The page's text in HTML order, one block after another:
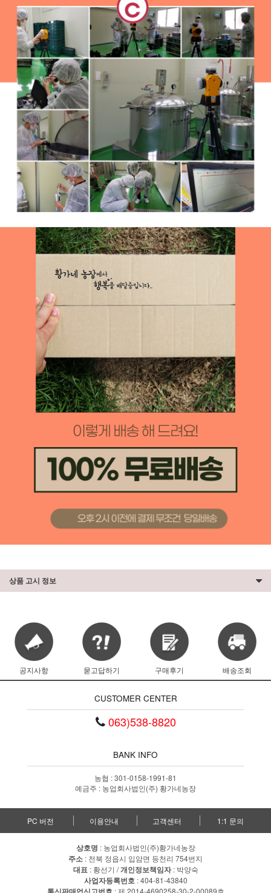
상품 고시 정보
공지사항 묻고답하기 구매후기 배송조회
CUSTOMER CENTER
063)538-8820
BANK INFO
농협 : 301-0158-1991-81
예금주 : 농업회사법인(주) 황가네농장
PC 버전 이용안내 고객센터 1:1 문의
상호명 : 농업회사법인(주)황가네농장
주소 : 전북 정읍시 입암면 등천리 754번지
대표 : 황선기 /개인정보책임자: 박양숙
사업자등록번호 : 404-81-43840